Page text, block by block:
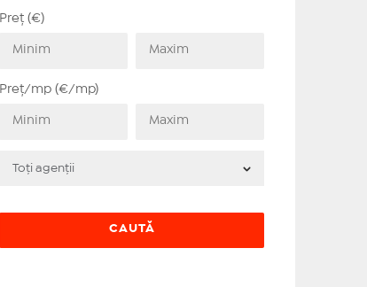
Preț (€)
Preț/mp (€/mp)